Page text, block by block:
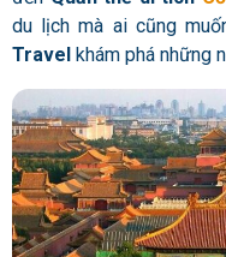
du lịch mà ai cũng
Travel khám phá những